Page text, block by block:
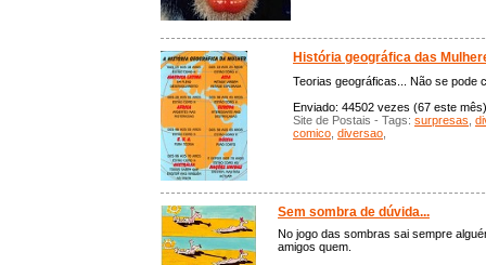
História geográfica das
Teorias geográficas... Não se pode
Enviado: 44502 vezes (67 este
Site de Postais - Tags: surpresas
comico diversao
Sem sombra de dúvida...
No jogo das sombras sai sempre
amigos quem.